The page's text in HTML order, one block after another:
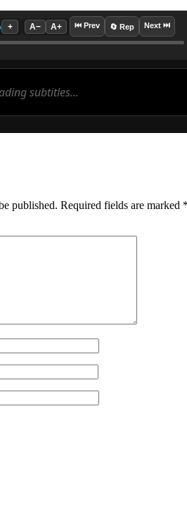
+ A− A+ ⏮ Prev 🔄 Rep Next ⏭
subtitles...
published. Required fields are marked